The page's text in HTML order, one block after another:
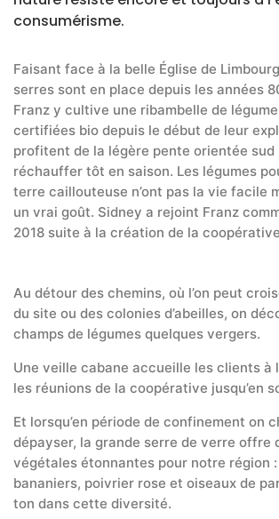
consumérisme.
Faisant face à la belle Église de
serres sont en place depuis les années
Franz y cultive une ribambelle de
certifiées bio depuis le début de leur
profitent de la légère pente orientée sud
réchauffer tôt en saison. Les légumes
terre caillouteuse n’ont pas la vie facile
un vrai goût. Sidney a rejoint Franz
2018 suite à la création de la
Au détour des chemins, où l’on peut
du site ou des colonies d’abeilles, on
champs de légumes quelques vergers.
Une veille cabane accueille les clients à
les réunions de la coopérative jusqu’en
Et lorsqu’en période de confinement on
dépayser, la grande serre de verre offre
végétales étonnantes pour notre région
bananiers, poivrier rose et oiseaux de
ton dans cette diversité.